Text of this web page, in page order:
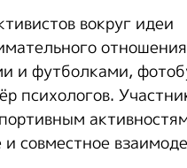
вокруг идеи
и футболками,
психологов.
совместное